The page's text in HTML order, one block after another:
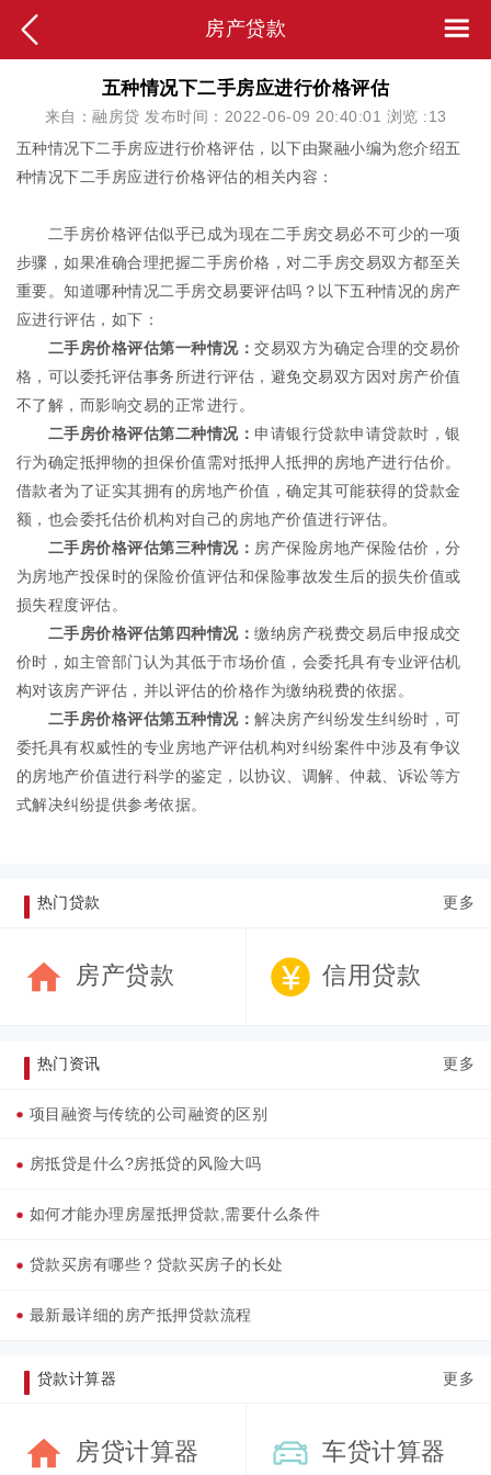
房产贷款
五种情况下二手房应进行价格评估
来自：融房贷 发布时间：2022-06-09 20:40:01 浏览 :13
五种情况下二手房应进行价格评估，以下由聚融小编为您介绍五
种情况下二手房应进行价格评估的相关内容：
二手房价格评估似乎已成为现在二手房交易必不可少的一项
步骤，如果准确合理把握二手房价格，对二手房交易双方都至关
重要。知道哪种情况二手房交易要评估吗？以下五种情况的房产
应进行评估，如下：
二手房价格评估第一种情况：交易双方为确定合理的交易价
格，可以委托评估事务所进行评估，避免交易双方因对房产价值
不了解，而影响交易的正常进行。
二手房价格评估第二种情况：申请银行贷款申请贷款时，银
行为确定抵押物的担保价值需对抵押人抵押的房地产进行估价。
借款者为了证实其拥有的房地产价值，确定其可能获得的贷款金
额，也会委托估价机构对自己的房地产价值进行评估。
二手房价格评估第三种情况： 房产保险房地产保险估价，分
为房地产投保时的保险价值评估和保险事故发生后的损失价值或
损失程度评估。
二手房价格评估第四种情况：缴纳房产税费交易后申报成交
价时，如主管部门认为其低于市场价值，会委托具有专业评估机
构对该房产评估，并以评估的价格作为缴纳税费的依据。
二手房价格评估第五种情况：解决房产纠纷发生纠纷时，可
委托具有权威性的专业房地产评估机构对纠纷案件中涉及有争议
的房地产价值进行科学的鉴定，以协议、调解、仲裁、诉讼等方
式解决纠纷提供参考依据。
热门贷款 更多
房产贷款 信用贷款
热门资讯 更多
项目融资与传统的公司融资的区别
房抵贷是什么?房抵贷的风险大吗
如何才能办理房屋抵押贷款,需要什么条件
贷款买房有哪些？贷款买房子的长处
最新最详细的房产抵押贷款流程
贷款计算器 更多
房贷计算器 车贷计算器